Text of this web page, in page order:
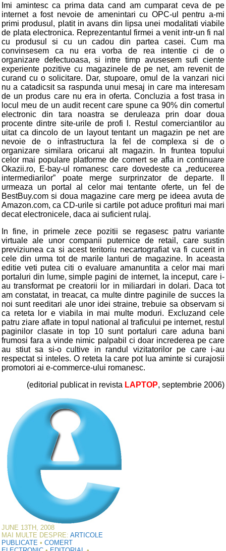
Imi amintesc ca prima data cand am cumparat ceva de pe
internet a fost nevoie de amenintari cu OPC-ul pentru a-mi
primi produsul, platit in avans din lipsa unei modalitati viabile
de plata electronica. Reprezentantul firmei a venit intr-un fi nal
cu produsul si cu un cadou din partea casei. Cum ma
convinsesem ca nu era vorba de rea intentie ci de o
organizare defectuoasa, si intre timp avusesem sufi ciente
experiente pozitive cu magazinele de pe net, am revenit de
curand cu o solicitare. Dar, stupoare, omul de la vanzari nici
nu a catadicsit sa raspunda unui mesaj in care ma interesam
de un produs care nu era in oferta. Concluzia a fost trasa in
locul meu de un audit recent care spune ca 90% din comertul
electronic din tara noastra se deruleaza prin doar doua
procente dintre site-urile de profi l. Restul comerciantilor au
uitat ca dincolo de un layout tentant un magazin pe net are
nevoie de o infrastructura la fel de complexa si de o
organizare similara oricarui alt magazin. In fruntea topului
celor mai populare platforme de comert se afla in continuare
Okazii.ro, E-bay-ul romanesc care dovedeste ca „reducerea
intermediarilor” poate merge surprinzator de departe. Il
urmeaza un portal al celor mai tentante oferte, un fel de
BestBuy.com si doua magazine care merg pe ideea avuta de
Amazon.com, ca CD-urile si cartile pot aduce profituri mai mari
decat electronicele, daca ai suficient rulaj.
In fine, in primele zece pozitii se regasesc patru variante
virtuale ale unor companii puternice de retail, care sustin
previziunea ca si acest teritoriu necartografiat va fi cucerit in
cele din urma tot de marile lanturi de magazine. In aceasta
editie veti putea citi o evaluare amanuntita a celor mai mari
portaluri din lume, simple pagini de internet, la inceput, care i-
au transformat pe creatorii lor in miliardari in dolari. Daca tot
am constatat, in treacat, ca multe dintre paginile de succes la
noi sunt reeditari ale unor idei straine, trebuie sa observam si
ca reteta lor e viabila in mai multe moduri. Excluzand cele
patru ziare aflate in topul national al traficului pe internet, restul
paginilor clasate in top 10 sunt portaluri care aduna bani
frumosi fara a vinde nimic palpabil ci doar increderea pe care
au stiut sa si-o cultive in randul vizitatorilor pe care i-au
respectat si inteles. O reteta la care pot lua aminte si curajosii
promotori ai e-commerce-ului romanesc.
(editorial publicat in revista LAPTOP, septembrie 2006)
JUNE 13TH, 2008
MAI MULTE DESPRE: ARTICOLE
PUBLICATE • COMERT